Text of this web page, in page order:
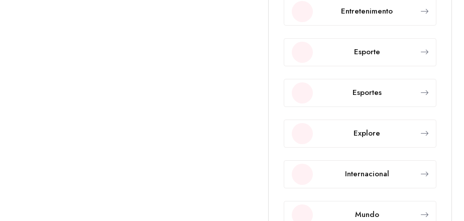
Entretenimento
Esporte
Esportes
Explore
Internacional
Mundo